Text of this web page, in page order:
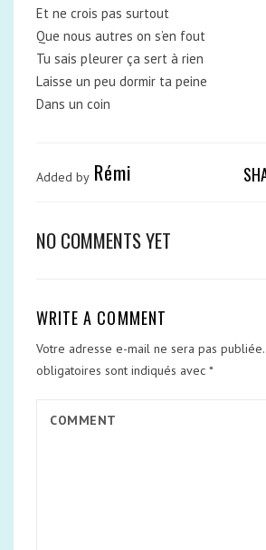
Et ne crois pas surtout
Que nous autres on s’en fout
Tu sais pleurer ça sert à rien
Laisse un peu dormir ta peine
Dans un coin
Added by Rémi
NO COMMENTS YET
WRITE A COMMENT
Votre adresse e-mail ne sera pas publiée.
obligatoires sont indiqués avec *